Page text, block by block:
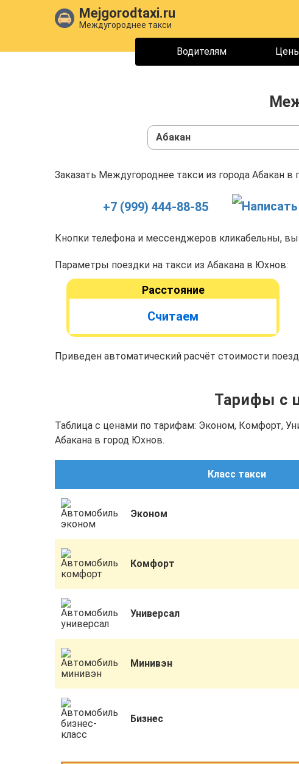
Mejgorodtaxi.ru
Междугороднее такси
Водителям
Абакан
Заказать Междугороднее такси из города Абакан
+7 (999) 444-88-85
Кнопки телефона и мессенджеров кликабельны,
Параметры поездки на такси из Абакана в Юхнов:
Расстояние
Считаем
Приведен автоматический расчёт стоимости
Тарифы с
Таблица с ценами по тарифам: Эконом, Комфорт,
Абакана в город Юхнов.
Класс такси
Эконом
Комфорт
Универсал
Минивэн
Бизнес